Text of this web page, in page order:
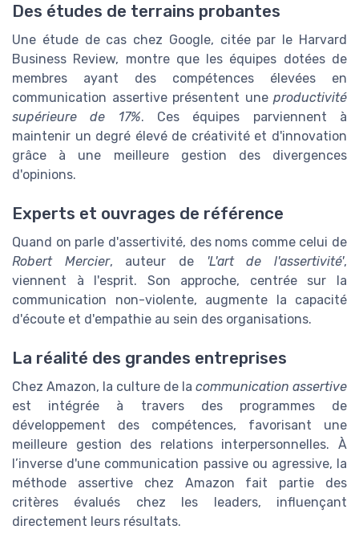
Des études de terrains probantes
Une étude de cas chez Google, citée par le Harvard
Business Review, montre que les équipes dotées de
membres ayant des compétences élevées en
communication assertive présentent une productivité
supérieure de 17%. Ces équipes parviennent à
maintenir un degré élevé de créativité et d'innovation
grâce à une meilleure gestion des divergences
d'opinions.
Experts et ouvrages de référence
Quand on parle d'assertivité, des noms comme celui de
Robert Mercier, auteur de 'L'art de l'assertivité',
viennent à l'esprit. Son approche, centrée sur la
communication non-violente, augmente la capacité
d'écoute et d'empathie au sein des organisations.
La réalité des grandes entreprises
Chez Amazon, la culture de la communication assertive
est intégrée à travers des programmes de
développement des compétences, favorisant une
meilleure gestion des relations interpersonnelles. À
l’inverse d'une communication passive ou agressive, la
méthode assertive chez Amazon fait partie des
critères évalués chez les leaders, influençant
directement leurs résultats.